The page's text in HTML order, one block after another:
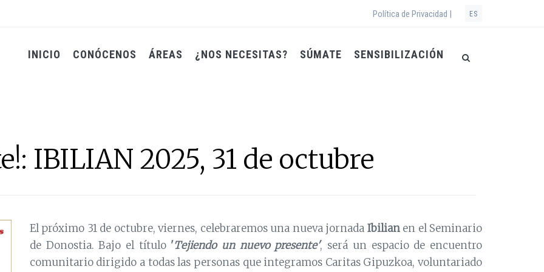
Política de Privacidad | ES
INICIO CONÓCENOS ÁREAS ¿NOS NECESITAS? SÚMATE SENSIBILIZACIÓN
IBILIAN 2025, 31 de octubre
El próximo 31 de octubre, viernes, celebraremos una nueva jornada Ibilian en el Seminario
de Donostia. Bajo el título'Tejiendo un nuevo presente', será un espacio de encuentro
comunitario dirigido a todas las personas que integramos Caritas Gipuzkoa, voluntariado